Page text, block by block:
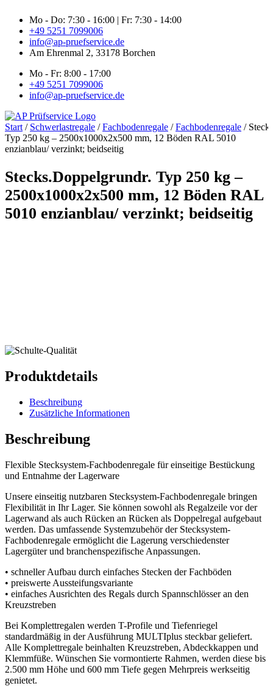
Inhalt
springen
Mo - Do: 7:30 - 16:00 | Fr: 7:30 - 14:00
+49 5251 7099006
info@ap-pruefservice.de
Am Ehrenmal 2, 33178 Borchen
Mo - Fr: 8:00 - 17:00
+49 5251 7099006
info@ap-pruefservice.de
Start / Schwerlastregale /Fachbodenregale /Fachbodenregale /
Typ 250 kg – 2500x1000x2x500 mm, 12 Böden RAL 5010
enzianblau/ verzinkt; beidseitig
Stecks.Doppelgrundr. Typ 250 kg –
2500x1000x2x500 mm, 12 Böden RAL
5010 enzianblau/ verzinkt; beidseitig
Produktdetails
Beschreibung
Zusätzliche Informationen
Beschreibung
Flexible Stecksystem-Fachbodenregale für einseitige Bestückung
und Entnahme der Lagerware
Unsere einseitig nutzbaren Stecksystem-Fachbodenregale bringen
Flexibilität in Ihr Lager. Sie können sowohl als Regalzeile vor der
Lagerwand als auch Rücken an Rücken als Doppelregal aufgebaut
werden. Das umfassende Systemzubehör der Stecksystem-
Fachbodenregale ermöglicht die Lagerung verschiedenster
Lagergüter und branchenspezifische Anpassungen.
• schneller Aufbau durch einfaches Stecken der Fachböden
• preiswerte Aussteifungsvariante
• einfaches Ausrichten des Regals durch Spannschlösser an den
Kreuzstreben
Bei Komplettregalen werden T-Profile und Tiefenriegel
standardmäßig in der Ausführung MULTIplus steckbar geliefert.
Alle Komplettregale beinhalten Kreuzstreben, Abdeckkappen und
Klemmfüße. Wünschen Sie vormontierte Rahmen, werden diese bis
2.500 mm Höhe und 600 mm Tiefe gegen Mehrpreis werkseitig
genietet.